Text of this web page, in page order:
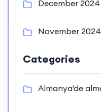
December 2024
November 2024
Categories
Almanya'de